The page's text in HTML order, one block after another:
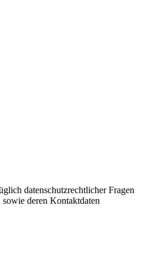
datenschutzrechtlicher Fragen
deren Kontaktdaten